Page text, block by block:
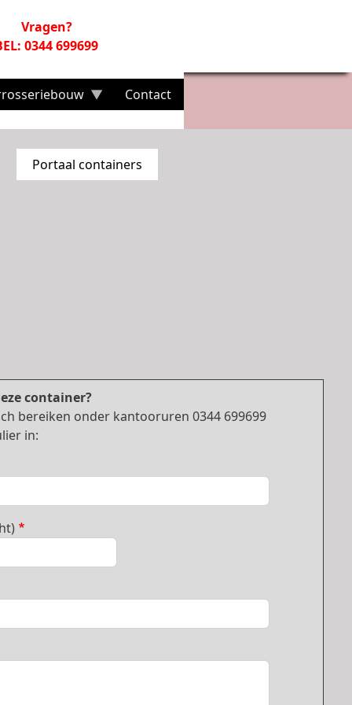
Vragen?
0344 699699
Contact
Portaal containers
container?
bereiken onder kantooruren 0344 699699
in: